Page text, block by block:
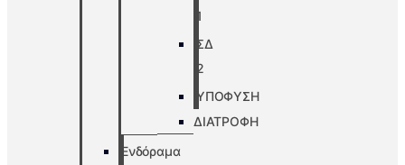
1
ΣΔ
2
ΥΠΟΦΥΣΗ
ΔΙΑΤΡΟΦΗ
Ενδόραμα